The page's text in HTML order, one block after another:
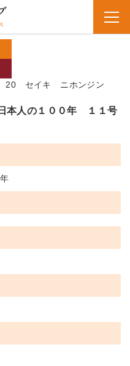
20 セイキ ニホンジン
本人の１００年 １１号